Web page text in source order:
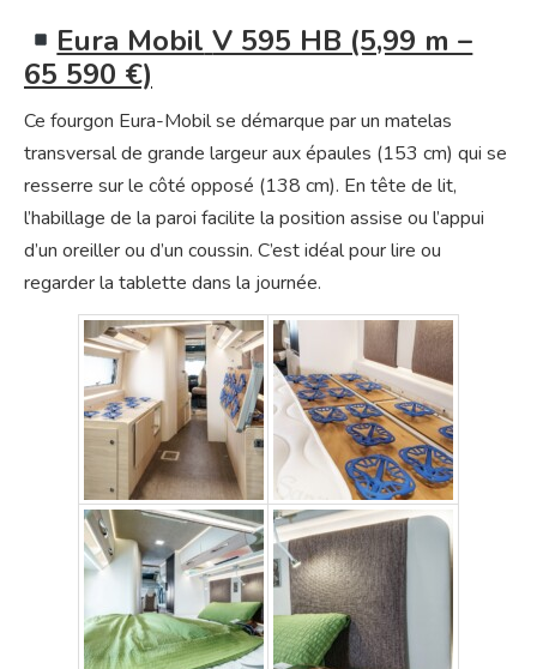
Eura Mobil V 595 HB (5,99 m –
65 590 €)
Ce fourgon Eura-Mobil se démarque par un matelas
transversal de grande largeur aux épaules (153 cm) qui se
resserre sur le côté opposé (138 cm). En tête de lit,
l’habillage de la paroi facilite la position assise ou l’appui
d’un oreiller ou d’un coussin. C’est idéal pour lire ou
regarder la tablette dans la journée.